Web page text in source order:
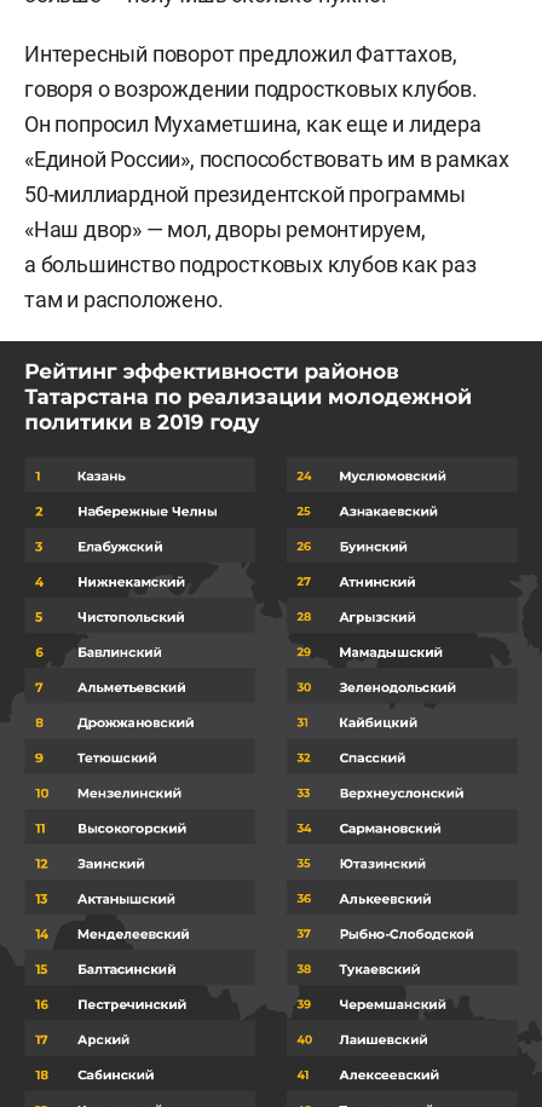
Интересный поворот предложил Фаттахов,
говоря о возрождении подростковых клубов.
Он попросил Мухаметшина, как еще и лидера
«Единой России», поспособствовать им в рамках
50-миллиардной президентской программы
«Наш двор» — мол, дворы ремонтируем,
а большинство подростковых клубов как раз
там и расположено.